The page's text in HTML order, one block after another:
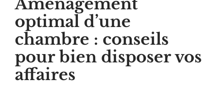
Aménagement
optimal d’une
chambre : conseils
pour bien disposer vos
affaires